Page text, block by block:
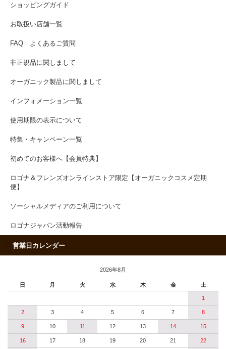
ショッピングガイド
お取扱い店舗一覧
FAQ よくあるご質問
非正規品に関しまして
オーガニック製品に関しまして
インフォメーション一覧
使用期限の表示について
特集・キャンペーン一覧
初めてのお客様へ【会員特典】
ロゴナ＆フレンズオンラインストア限定【オーガニックコスメ定期
便】
ソーシャルメディアのご利用について
ロゴナジャパン活動報告
営業日カレンダー
2026年8月
日 月 火 水 木 金 土
1
2 3 4 5 6 7 8
9 10 11 12 13 14 15
16 17 18 19 20 21 22